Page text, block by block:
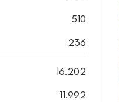
510
236
16.202
11.992